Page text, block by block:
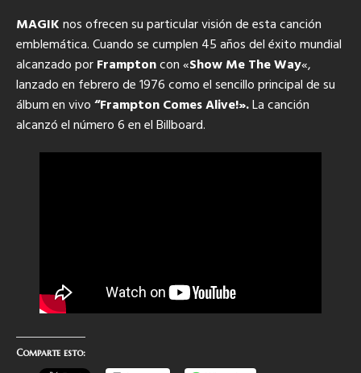
MAGIKnos ofrecen su particular visión de esta canción
emblemática. Cuando se cumplen 45 años del éxito mundial
alcanzado porFramptoncon «Show Me The Way«,
lanzado en febrero de 1976 como el sencillo principal de su
álbum en vivo“Frampton Comes Alive!».La canción
alcanzó el número 6 en el Billboard.
Comparte esto: